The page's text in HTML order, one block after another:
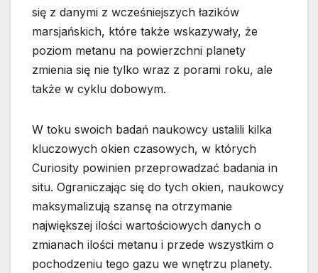
się z danymi z wcześniejszych łazików
marsjańskich, które także wskazywały, że
poziom metanu na powierzchni planety
zmienia się nie tylko wraz z porami roku, ale
także w cyklu dobowym.
W toku swoich badań naukowcy ustalili kilka
kluczowych okien czasowych, w których
Curiosity powinien przeprowadzać badania in
situ. Ograniczając się do tych okien, naukowcy
maksymalizują szansę na otrzymanie
największej ilości wartościowych danych o
zmianach ilości metanu i przede wszystkim o
pochodzeniu tego gazu we wnętrzu planety.